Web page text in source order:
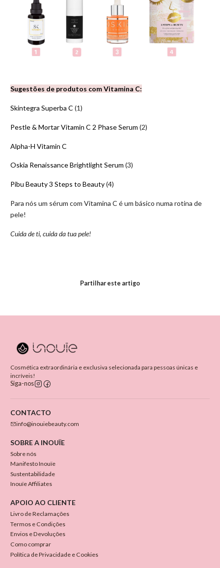
Sugestões de produtos com Vitamina C:
Skintegra Superba C (1)
Pestle & Mortar Vitamin C 2 Phase Serum (2)
Alpha-H Vitamin C
Oskia Renaissance Brightlight Serum (3)
Pibu Beauty 3 Steps to Beauty(4)
Para nós um sérum com Vitamina C é um básico numa rotina de
pele!
Cuida de ti, cuida da tua pele!
Partilhar este artigo
Cosmética extraordinária e exclusiva selecionada para pessoas únicas e
incríveis!
Siga-nos
CONTACTO
info@inouiebeauty.com
SOBRE A INOUÏE
Sobre nós
Manifesto Inouïe
Sustentabilidade
Inouïe Affiliates
APOIO AO CLIENTE
Livro de Reclamações
Termos e Condições
Envios e Devoluções
Como comprar
Política de Privacidade e Cookies